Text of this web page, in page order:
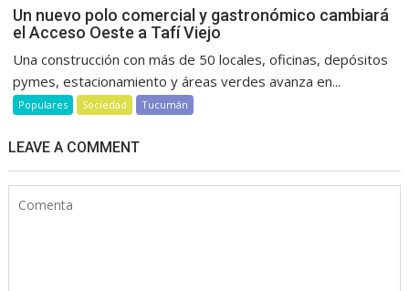
Un nuevo polo comercial y gastronómico cambiará
el Acceso Oeste a Tafí Viejo
Una construcción con más de 50 locales, oficinas, depósitos
pymes, estacionamiento y áreas verdes avanza en...
Populares Sociedad Tucumán
LEAVE A COMMENT